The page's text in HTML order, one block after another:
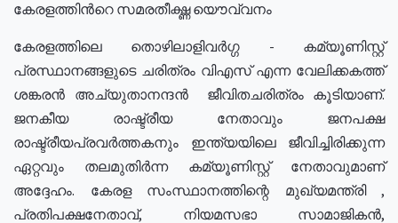
കേരളത്തിൻറെ സമരതീക്ഷ്ണ യൌവ്വനം
കേരളത്തിലെ തൊഴിലാളിവർഗ്ഗ - കമ്യൂണിസ്റ്റ്
പ്രസ്ഥാനങ്ങളുടെ ചരിത്രം വിഎസ് എന്ന വേലിക്കകത്ത്
ശങ്കരൻ അച്യുതാനന്ദൻ ജീവിതചരിത്രം കൂടിയാണ്.
ജനകീയ രാഷ്ട്രീയ നേതാവും ജനപക്ഷ
രാഷ്ട്രീയപ്രവർത്തകനും ഇന്ത്യയിലെ ജീവിച്ചിരിക്കുന്ന
ഏറ്റവും തലമുതിർന്ന കമ്യൂണിസ്റ്റ് നേതാവുമാണ്
അദ്ദേഹം. കേരള സംസ്ഥാനത്തിന്റെ മുഖ്യമന്ത്രി ,
പ്രതിപക്ഷനേതാവ്, നിയമസഭാ സാമാജികൻ,